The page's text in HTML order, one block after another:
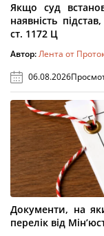
Якщо суд
наявність
ст. 1172 Ц
Автор:Лента от
06.08.2026
Документи, на
перелік від